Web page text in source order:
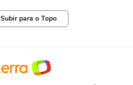
Subir para o Topo